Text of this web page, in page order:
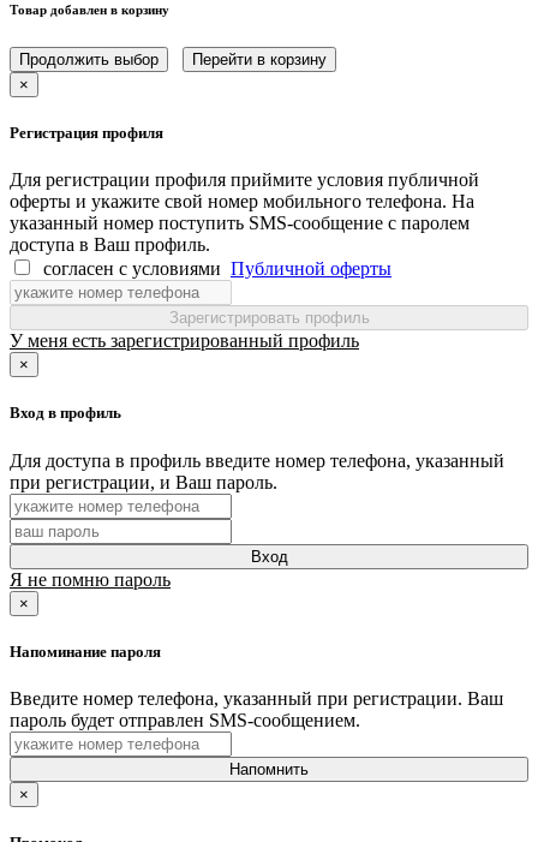
Товар добавлен в корзину
Продолжить выбор
Перейти в корзину
×
Регистрация профиля
Для регистрации профиля приймите условия публичной
оферты и укажите свой номер мобильного телефона. На
указанный номер поступить SMS-сообщение с паролем
доступа в Ваш профиль.
согласен с условиями Публичной оферты
Зарегистрировать профиль
У меня есть зарегистрированный профиль
×
Вход в профиль
Для доступа в профиль введите номер телефона, указанный
при регистрации, и Ваш пароль.
Вход
Я не помню пароль
×
Напоминание пароля
Введите номер телефона, указанный при регистрации. Ваш
пароль будет отправлен SMS-сообщением.
Напомнить
×